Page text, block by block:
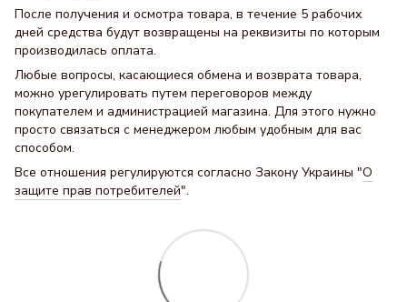
После получения и осмотра товара, в течение 5 рабочих
дней средства будут возвращены на реквизиты по которым
производилась оплата.
Любые вопросы, касающиеся обмена и возврата товара,
можно урегулировать путем переговоров между
покупателем и администрацией магазина. Для этого нужно
просто связаться с менеджером любым удобным для вас
способом.
Все отношения регулируются согласно Закону Украины "О
защите прав потребителей".